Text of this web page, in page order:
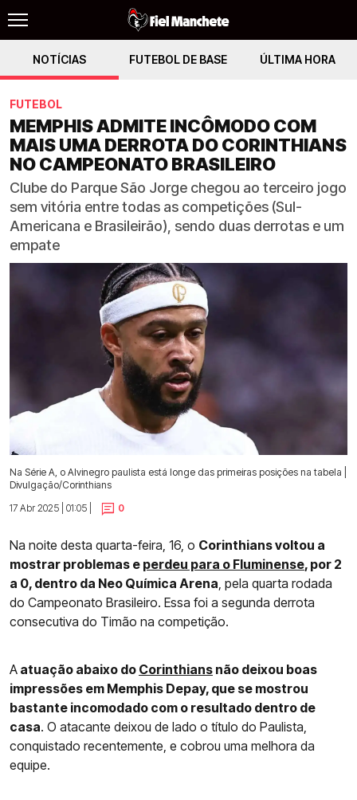
NOTÍCIAS FUTEBOL DE BASE ÚLTIMA HORA
FUTEBOL
MEMPHIS ADMITE INCÔMODO COM
MAIS UMA DERROTA DO CORINTHIANS
NO CAMPEONATO BRASILEIRO
Clube do Parque São Jorge chegou ao terceiro jogo
sem vitória entre todas as competições (Sul-
Americana e Brasileirão), sendo duas derrotas e um
empate
Na Série A, o Alvinegro paulista está longe das primeiras posições na tabela |
Divulgação/Corinthians
17 Abr 2025 | 01:05 |
0
Na noite desta quarta-feira, 16, o Corinthians voltou a
mostrar problemas e perdeu para o Fluminense, por 2
a 0, dentro da Neo Química Arena, pela quarta rodada
do Campeonato Brasileiro. Essa foi a segunda derrota
consecutiva do Timão na competição.
A atuação abaixo do Corinthians não deixou boas
impressões em Memphis Depay, que se mostrou
bastante incomodado com o resultado dentro de
casa. O atacante deixou de lado o título do Paulista,
conquistado recentemente, e cobrou uma melhora da
equipe.